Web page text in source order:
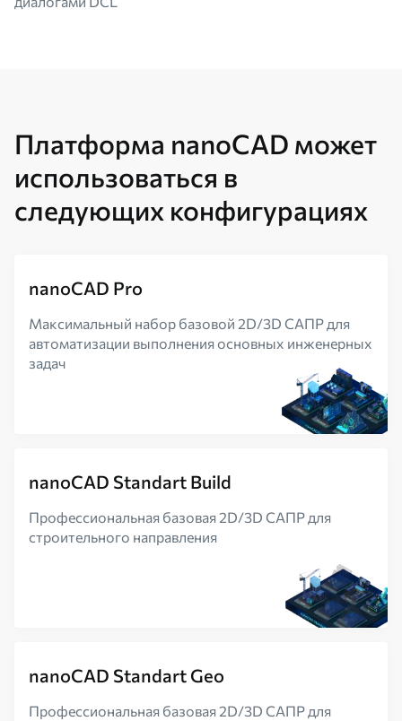
Платформа nanoCAD может
использоваться в
следующих конфигурациях
nanoCAD Pro
Максимальный набор базовой 2D/3D САПР для
автоматизации выполнения основных инженерных
задач
nanoCAD Standart Build
Профессиональная базовая 2D/3D САПР для
строительного направления
nanoCAD Standart Geo
Профессиональная базовая 2D/3D САПР для